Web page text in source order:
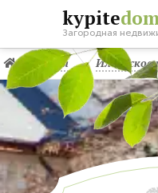
kypite
Загородная
Главная Ильинское